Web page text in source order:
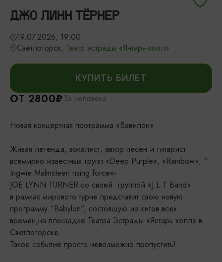
ДЖО ЛИНН ТЁРНЕР
19.07.2026, 19:00
Светлогорск, Театр эстрады «Янтарь-холл»
КУПИТЬ БИЛЕТ
ОТ 2800₽За человека
Новая концертная программа «Вавилон»
Живая легенда, вокалист, автор песен и гитарист
всемирно известных групп «Deep Purple», «Rainbow», "
Ingwie Malmsteen rising force«-
JOE LYNN TURNER со своей группой «J.L.T Band»
в рамках мирового турне представит свою новую
программу “Babylon”, состоящую из хитов всех
времён,на площадке Театра Эстрады «Янтарь холл» в
Светлогорске.
Такое событие просто невозможно пропустить!